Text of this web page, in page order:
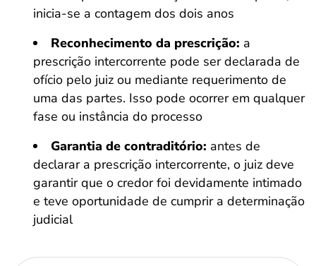
inicia-se a contagem dos dois anos
Reconhecimento da prescrição: a
prescrição intercorrente pode ser declarada de
ofício pelo juiz ou mediante requerimento de
uma das partes. Isso pode ocorrer em qualquer
fase ou instância do processo
Garantia de contraditório: antes de
declarar a prescrição intercorrente, o juiz deve
garantir que o credor foi devidamente intimado
e teve oportunidade de cumprir a determinação
judicial